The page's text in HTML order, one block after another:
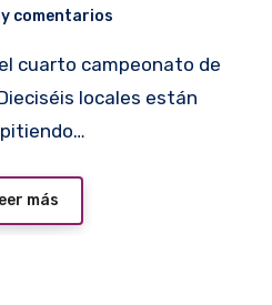
comentarios
locales están
más